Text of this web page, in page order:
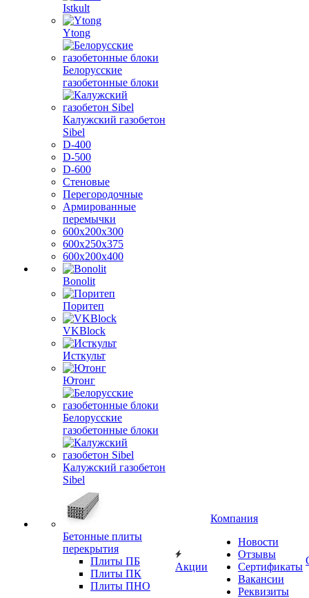
Istkult
Ytong
Белорусские
газобетонные блоки
Калужский газобетон
Sibel
D-400
D-500
D-600
Стеновые
Перегородочные
Армированные
перемычки
600х200х300
600х250х375
600х200х400
Bonolit
Поритеп
VKBlock
Исткульт
Ютонг
Белорусские
газобетонные блоки
Калужский газобетон
Sibel
Бетонные плиты
перекрытия
Плиты ПБ
Плиты ПК
Плиты ПНО
Акции
Компания
Новости
Отзывы
Сертификаты
Вакансии
Реквизиты